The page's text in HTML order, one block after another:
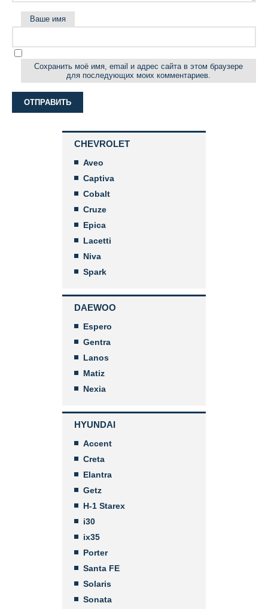
Ваше имя
Сохранить моё имя, email и адрес сайта в этом браузере
для последующих моих комментариев.
CHEVROLET
Aveo
Captiva
Cobalt
Cruze
Epica
Lacetti
Niva
Spark
DAEWOO
Espero
Gentra
Lanos
Matiz
Nexia
HYUNDAI
Accent
Creta
Elantra
Getz
H-1 Starex
i30
ix35
Porter
Santa FE
Solaris
Sonata